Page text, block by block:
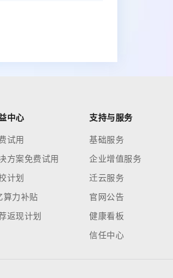
中心
试用
方案免费试用
计划
算力补贴
返现计划
支持与服务
基础服务
企业增值服务
迁云服务
官网公告
健康看板
信任中心